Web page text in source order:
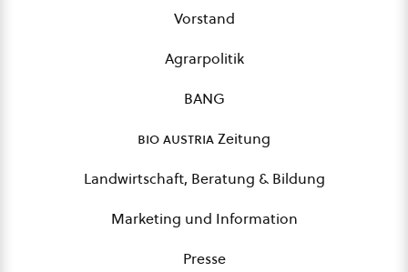
Vorstand
Agrarpolitik
BANG
bio austriaZeitung
Landwirtschaft, Beratung & Bildung
Marketing und Information
Presse